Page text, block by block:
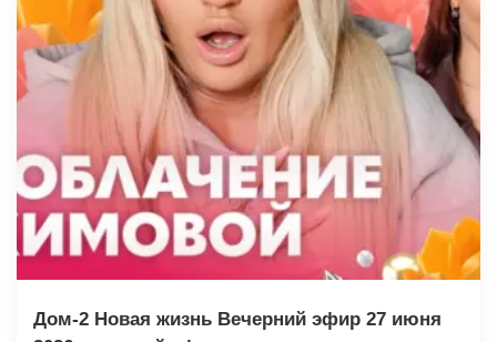
Дом-2 Новая жизнь Вечерний эфир 27 июня